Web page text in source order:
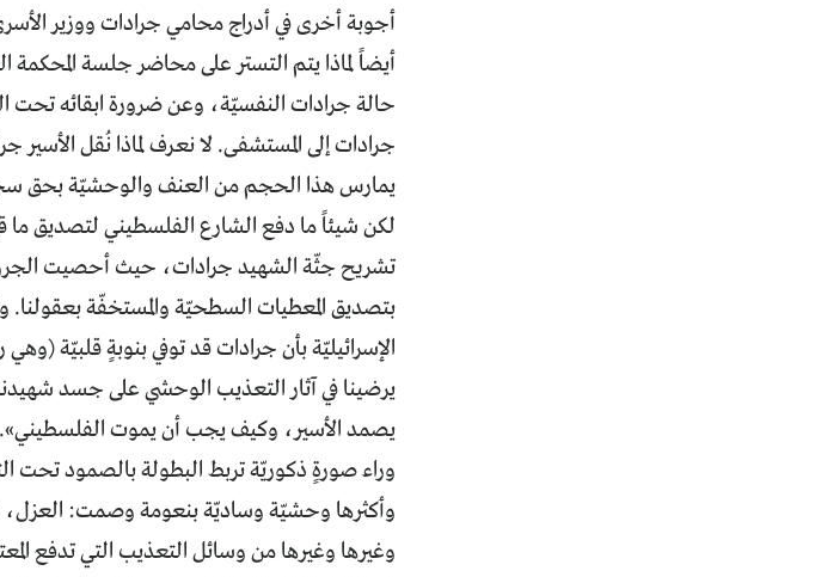
أجوبة أخرى في أدراج محامي جرادات ووزير
أيضاً لماذا يتم التستر على محاضر جلسة المحكمة
حالة جرادات النفسيّة، وعن ضرورة ابقائه تحت
جرادات إلى المستشفى. لا نعرف لماذا نُقل
يمارس هذا الحجم من العنف والوحشيّة بحق
لكن شيئاً ما دفع الشارع الفلسطيني لتصديق ما
تشريح جثّة الشهيد جرادات، حيث أحصيت
بتصديق المعطيات السطحيّة والمستخفّة بعقولنا.
الإسرائيليّة بأن جرادات قد توفي بنوبةٍ قلبيّة
يرضينا في آثار التعذيب الوحشي على جسد
يصمد الأسير، وكيف يجب أن يموت
وراء صورةٍ ذكوريّة تربط البطولة بالصمود
وأكثرها وحشيّة وساديّة بنعومة وصمت: العزل،
وغيرها وغيرها من وسائل التعذيب التي تدفع